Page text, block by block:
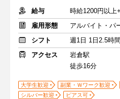
給与
時給1200円以上
雇用形態
アルバイト・パ
シフト
週1日 1日2.5時
アクセス
岩倉駅
徒歩16分
大学生歓迎 副業・Ｗワーク歓迎
シルバー歓迎
ピアス可